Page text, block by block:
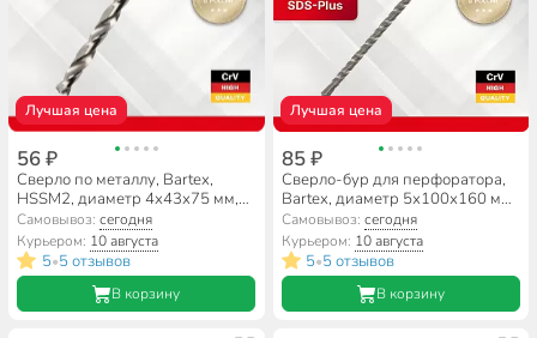
Лучшая цена
56 ₽
Сверло по металлу, Bartex,
HSSM2, диаметр 4х43х75 мм,
блистер, цилиндрический
хвостовик, KF101010
Самовывоз:сегодня
Курьером: 10 августа
5•5 отзывов
В корзину
Лучшая цена
85 ₽
Сверло-бур для перфоратора,
Bartex, диаметр 5х100х160 мм,
SDS-Plus, KF102003F
Самовывоз: сегодня
Курьером: 10 августа
5•5 отзывов
В корзину